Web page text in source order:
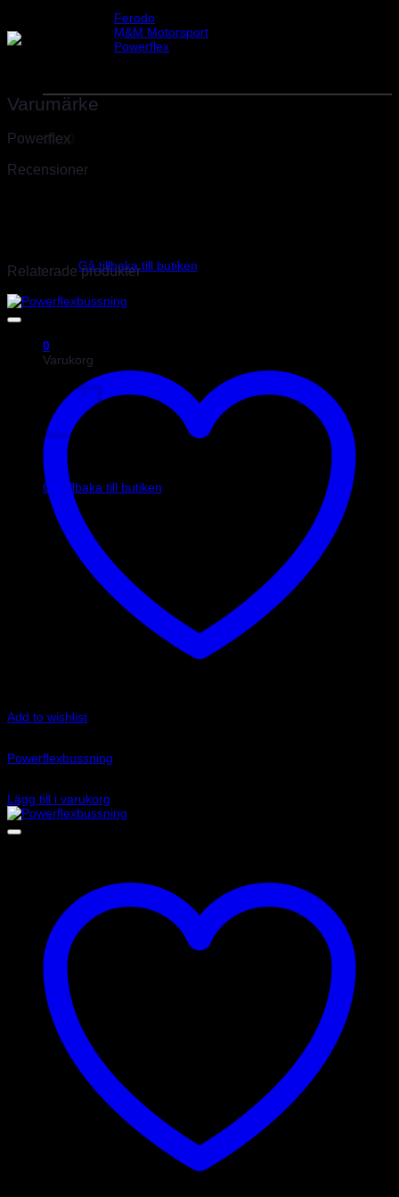
Ferodo
M&M Motorsport
Powerflex
0 kr 0
Gå tillbaka till butiken
0
Varukorg
Inga produkter i varukorgen.
Gå tillbaka till butiken
Varumärke
Powerflex
Recensioner
Relaterade produkter
Add to wishlist
Powerflexbussning
Lägg till i varukorg